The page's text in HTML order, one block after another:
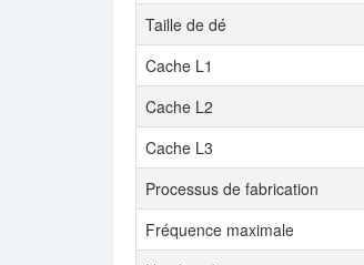
Taille de dé
Cache L1
Cache L2
Cache L3
Processus de fabrication
Fréquence maximale